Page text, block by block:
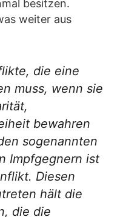
besitzen.
weiter aus
die eine
muss, wenn sie
bewahren
sogenannten
Impfgegnern ist
Diesen
hält die
die die